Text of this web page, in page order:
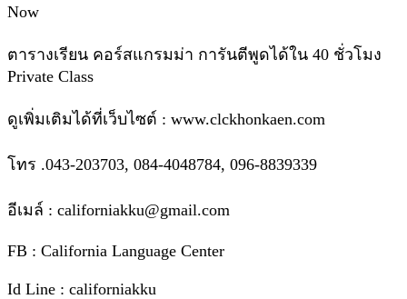
Now
​ตารางเรียน คอร์สแกรมม่า การันตีพูดได้ใน 40 ชั่วโมง
Private Class
ดูเพิ่มเติมได้ที่เว็บไซต์ : www.clckhonkaen.com
โทร .043-203703, 084-4048784, 096-8839339
อีเมล์ : californiakku@gmail.com
FB : California Language Center
Id Line : californiakku